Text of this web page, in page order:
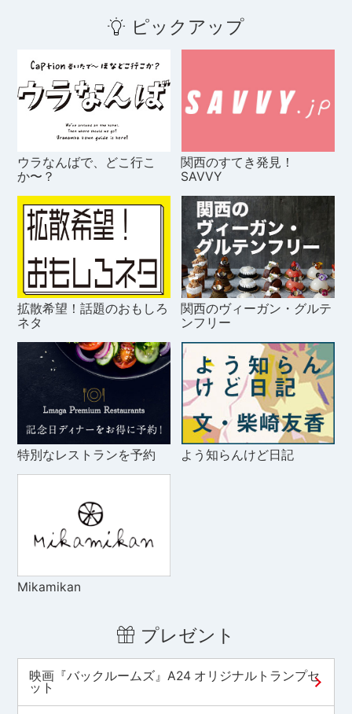
ピックアップ
ウラなんばで、どこ行こ
か〜？
関西のすてき発見！
SAVVY
拡散希望！話題のおもしろ
ネタ
関西のヴィーガン・グルテ
ンフリー
特別なレストランを予約 よう知らんけど日記
Mikamikan
プレゼント
映画『バックルームズ』A24 オリジナルトランプセ
ット